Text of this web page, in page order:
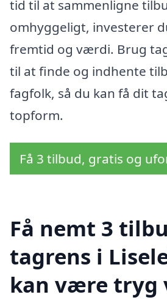
tid til at sammenligne
omhyggeligt, investerer
fremtid og værdi. Brug
til at finde og indhente
fagfolk, så du kan få dit
topform.
Få 3 tilbud, gratis og
Få nemt 3
tagrens i
kan være tryg